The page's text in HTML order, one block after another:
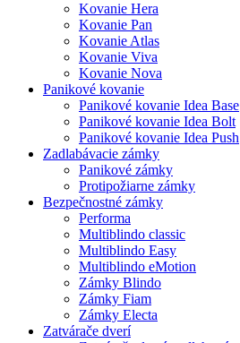
Kovanie Hera
Kovanie Pan
Kovanie Atlas
Kovanie Viva
Kovanie Nova
Panikové kovanie
Panikové kovanie Idea Base
Panikové kovanie Idea Bolt
Panikové kovanie Idea Push
Zadlabávacie zámky
Panikové zámky
Protipožiarne zámky
Bezpečnostné zámky
Performa
Multiblindo classic
Multiblindo Easy
Multiblindo eMotion
Zámky Blindo
Zámky Fiam
Zámky Electa
Zatvárače dverí